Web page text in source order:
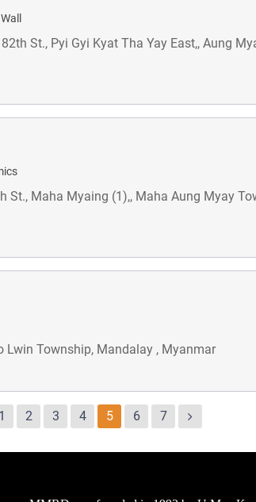
St., Pyi Gyi Kyat Tha Yay East,, Aung
St., Maha Myaing (1),, Maha Aung Myay
Lwin Township, Mandalay , Myanmar
1 2 3 4 5 6 7